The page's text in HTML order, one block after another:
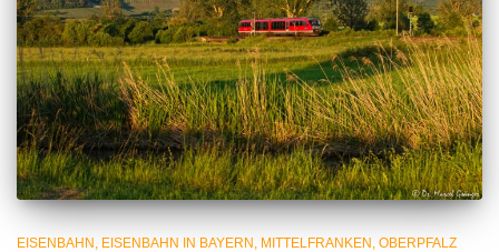
EISENBAHN EISENBAHN IN BAYERN MITTELFRANKEN OBERPFALZ